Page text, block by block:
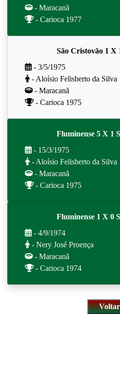
- Maracanã
- Carioca 1977
São Cristovão 1 X
- 3/5/1975
- Aloísio Felisberto da Silva
- Maracanã
- Carioca 1975
Fluminense 5 X 1
- 15/3/1975
- Aloísio Felisberto da Silva
- Maracanã
- Carioca 1975
Fluminense 1 X 0
- 4/9/1974
- Nery José Proença
- Maracanã
- Carioca 1974